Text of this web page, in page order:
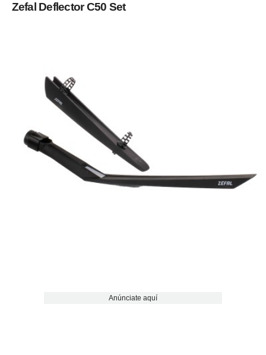
Zefal Deflector C50 Set
Anúnciate aquí